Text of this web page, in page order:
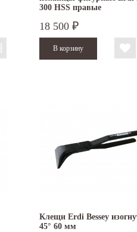
300 HSS правые
18 500 ₽
Клещи Erdi Bessey
45° 60 мм